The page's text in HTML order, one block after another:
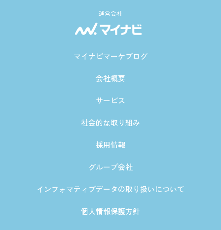
運営会社
マイナビマーケブログ
会社概要
サービス
社会的な取り組み
採用情報
グループ会社
インフォマティブデータの取り扱いについて
個人情報保護方針